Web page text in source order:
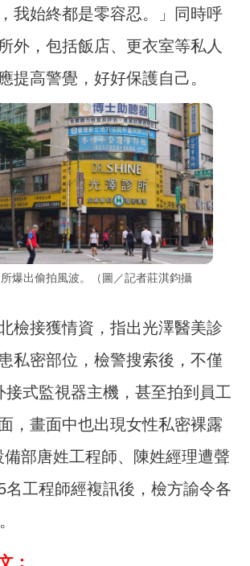
我始終都是零容忍。」同時呼
外，包括飯店、更衣室等私人
提高警覺，好好保護自己。
爆出偷拍風波。（圖／記者莊淇鈞攝
檢接獲情資，指出光澤醫美診
私密部位，檢警搜索後，不僅
接式監視器主機，甚至拍到員工
，畫面中也出現女性私密裸露
部唐姓工程師、陳姓經理遭聲
名工程師經複訊後，檢方諭令各
。
：